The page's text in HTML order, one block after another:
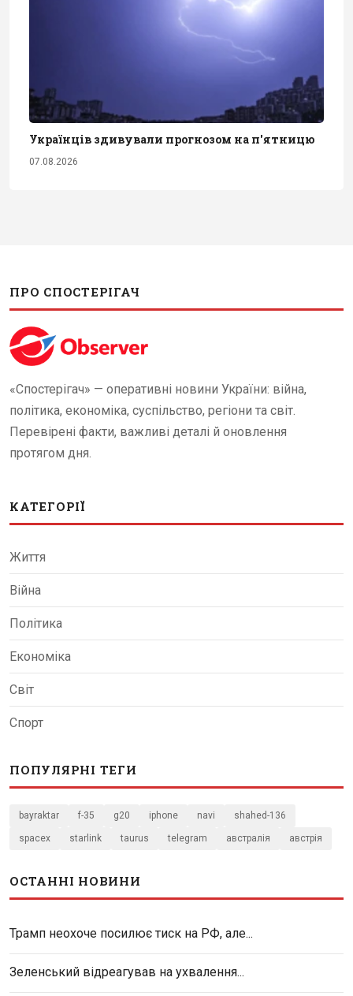
Українців здивували прогнозом на п'ятницю
07.08.2026
ПРО СПОСТЕРІГАЧ
«Спостерігач» — оперативні новини України: війна,
політика, економіка, суспільство, регіони та світ.
Перевірені факти, важливі деталі й оновлення
протягом дня.
КАТЕГОРІЇ
Життя
Війна
Політика
Економіка
Світ
Спорт
ПОПУЛЯРНІ ТЕГИ
bayraktar f-35 g20 iphone navi shahed-136
spacex starlink taurus telegram австралія австрія
ОСТАННІ НОВИНИ
Трамп неохоче посилює тиск на РФ, але...
Зеленський відреагував на ухвалення...